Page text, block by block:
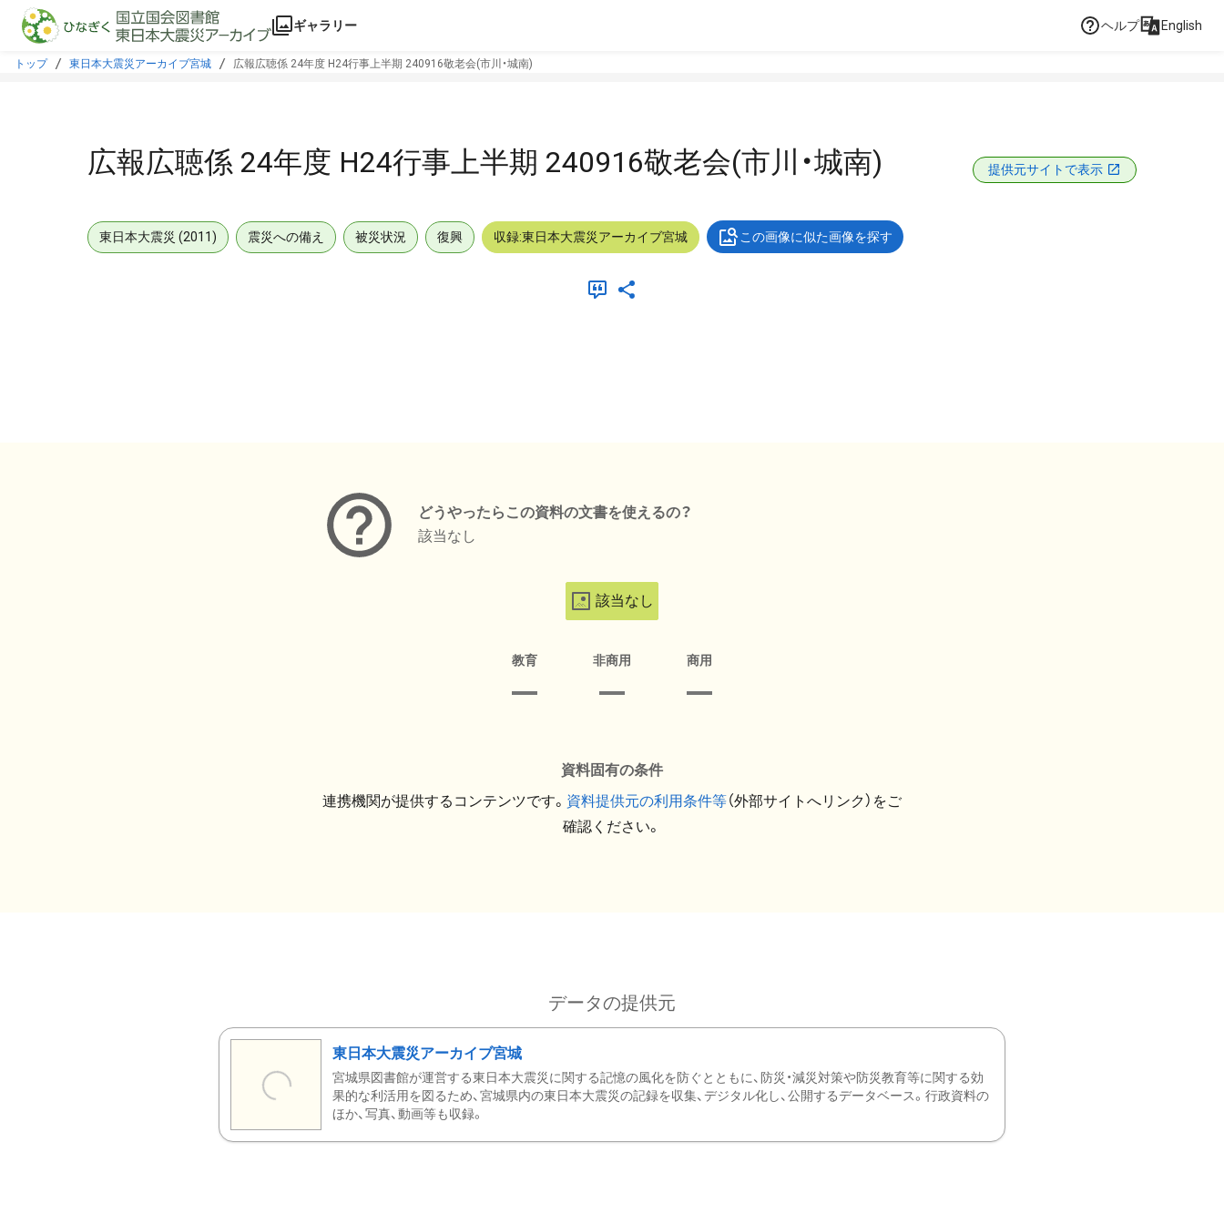
本文に飛ぶ
ギャラリー ヘルプ English
トップ 東日本大震災アーカイブ宮城 広報広聴係 24年度 H24行事上半期 240916敬老会(市川・城南)
広報広聴係 24年度 H24行事上半期 240916敬老会(市川・城南) 提供元サイトで表示
東日本大震災 (2011) 震災への備え 被災状況 復興 収録:東日本大震災アーカイブ宮城 この画像に似た画像を探す
どうやったらこの資料の文書を使えるの？
該当なし
該当なし
教育 非商用 商用
資料固有の条件
連携機関が提供するコンテンツです。 資料提供元の利用条件等（外部サイトへリンク）をご
確認ください。
データの提供元
東日本大震災アーカイブ宮城
宮城県図書館が運営する東日本大震災に関する記憶の風化を防ぐとともに、防災・減災対策や防災教育等に関する効
果的な利活用を図るため、宮城県内の東日本大震災の記録を収集、デジタル化し、公開するデータベース。行政資料の
ほか、写真、動画等も収録。